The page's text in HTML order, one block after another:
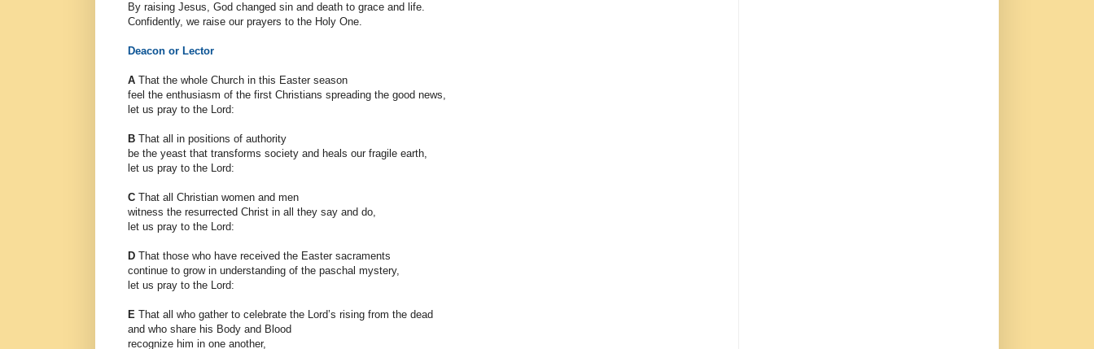
By raising Jesus, God changed sin and death to grace and life.
Confidently, we raise our prayers to the Holy One.
Deacon or Lector
A That the whole Church in this Easter season
feel the enthusiasm of the first Christians spreading the good news,
let us pray to the Lord:
B That all in positions of authority
be the yeast that transforms society and heals our fragile earth,
let us pray to the Lord:
C That all Christian women and men
witness the resurrected Christ in all they say and do,
let us pray to the Lord:
D That those who have received the Easter sacraments
continue to grow in understanding of the paschal mystery,
let us pray to the Lord:
E That all who gather to celebrate the Lord’s rising from the dead
and who share his Body and Blood
recognize him in one another,